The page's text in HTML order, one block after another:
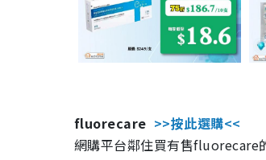
fluorecare >>按此選購<<
網購平台鄰住買有售fluorecare